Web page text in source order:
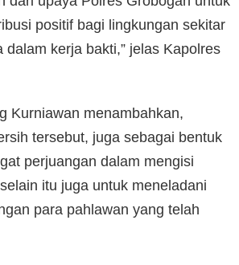
positif bagi lingkungan sekitar
dalam kerja bakti,” jelas Kapolres
Kurniawan menambahkan,
tersebut, juga sebagai bentuk
perjuangan dalam mengisi
itu juga untuk meneladani
para pahlawan yang telah